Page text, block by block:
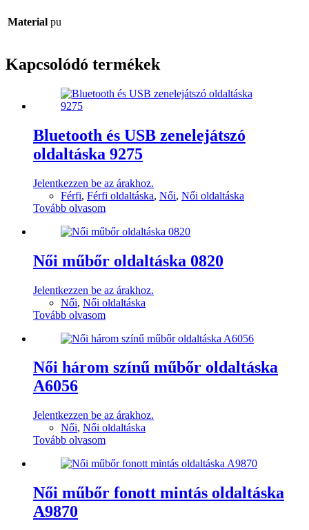
Material pu
Kapcsolódó termékek
Bluetooth és USB zenelejátszó
oldaltáska 9275
Jelentkezzen be az árakhoz.
Férfi, Férfi oldaltáska, Női, Női oldaltáska
Tovább olvasom
Női műbőr oldaltáska 0820
Jelentkezzen be az árakhoz.
Női, Női oldaltáska
Tovább olvasom
Női három színű műbőr oldaltáska
A6056
Jelentkezzen be az árakhoz.
Női, Női oldaltáska
Tovább olvasom
Női műbőr fonott mintás oldaltáska
A9870